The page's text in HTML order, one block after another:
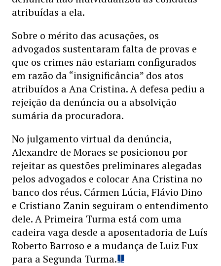
atribuídas a ela.
Sobre o mérito das acusações, os
advogados sustentaram falta de provas e
que os crimes não estariam configurados
em razão da “insignificância” dos atos
atribuídos a Ana Cristina. A defesa pediu a
rejeição da denúncia ou a absolvição
sumária da procuradora.
No julgamento virtual da denúncia,
Alexandre de Moraes se posicionou por
rejeitar as questões preliminares alegadas
pelos advogados e colocar Ana Cristina no
banco dos réus. Cármen Lúcia, Flávio Dino
e Cristiano Zanin seguiram o entendimento
dele. A Primeira Turma está com uma
cadeira vaga desde a aposentadoria de Luís
Roberto Barroso e a mudança de Luiz Fux
para a Segunda Turma.